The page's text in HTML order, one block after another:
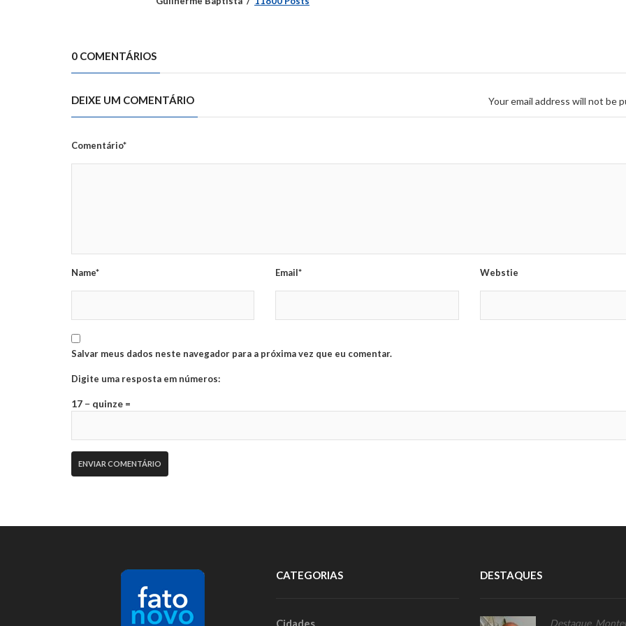
0 COMENTÁRIOS
DEIXE UM COMENTÁRIO Your email address will not be
Comentário*
Name* Email* Webstie
Salvar meus dados neste navegador para a próxima vez que eu comentar.
Digite uma resposta em números:
17 − quinze =
CATEGORIAS
Cidades
DESTAQUES
Destaque,